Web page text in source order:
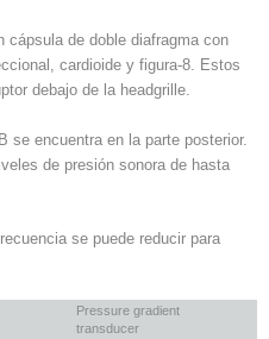
cápsula de doble diafragma con
cardioide y figura-8. Estos
debajo de la headgrille.
se encuentra en la parte posterior.
de presión sonora de hasta
se puede reducir para
Pressure gradient
transducer